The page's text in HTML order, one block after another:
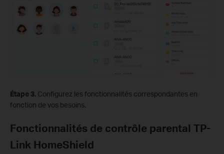
Étape 3. Configurez les fonctionnalités correspondantes en
fonction de vos besoins.
Fonctionnalités de contrôle parental TP-
Link HomeShield